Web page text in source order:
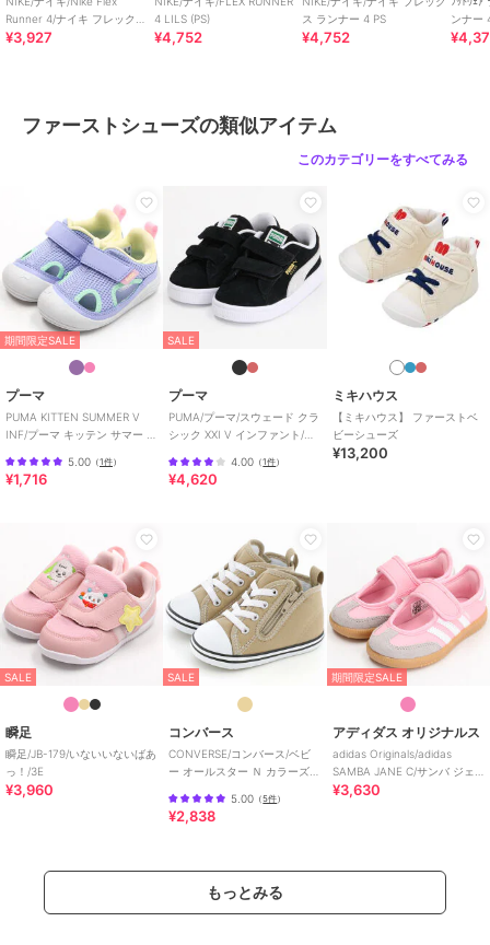
Runner 4/ナイキ フレックス
ランナー 4
¥3,927
4 LILS (PS)
¥4,752
ス ランナー 4 PS
¥4,752
ンナー
ファーストシューズの類似アイテム
このカテゴリーをすべてみる
期間限定SALE
プーマ
PUMA KITTEN SUMMER V
INF/プーマ キッテン サマー V
5.00 （1件）
¥1,716
SALE
プーマ
PUMA/プーマ/スウェード クラ
シック XXI V インファント/ベ
4.00 （1件）
¥4,620
ミキハウス
【ミキハウス】 ファーストベ
ビーシューズ
¥13,200
SALE
瞬足
瞬足/JB-179/いないいないばあ
っ！/3E
¥3,960
SALE
コンバース
CONVERSE/コンバース/ベビ
ー オールスター Ｎ カラーズ
5.00 （5件）
¥2,838
期間限定SALE
アディダス オリジナルス
adidas Originals/adidas
SAMBA JANE C/サンバ ジェ
ーン I
¥3,630
もっとみる